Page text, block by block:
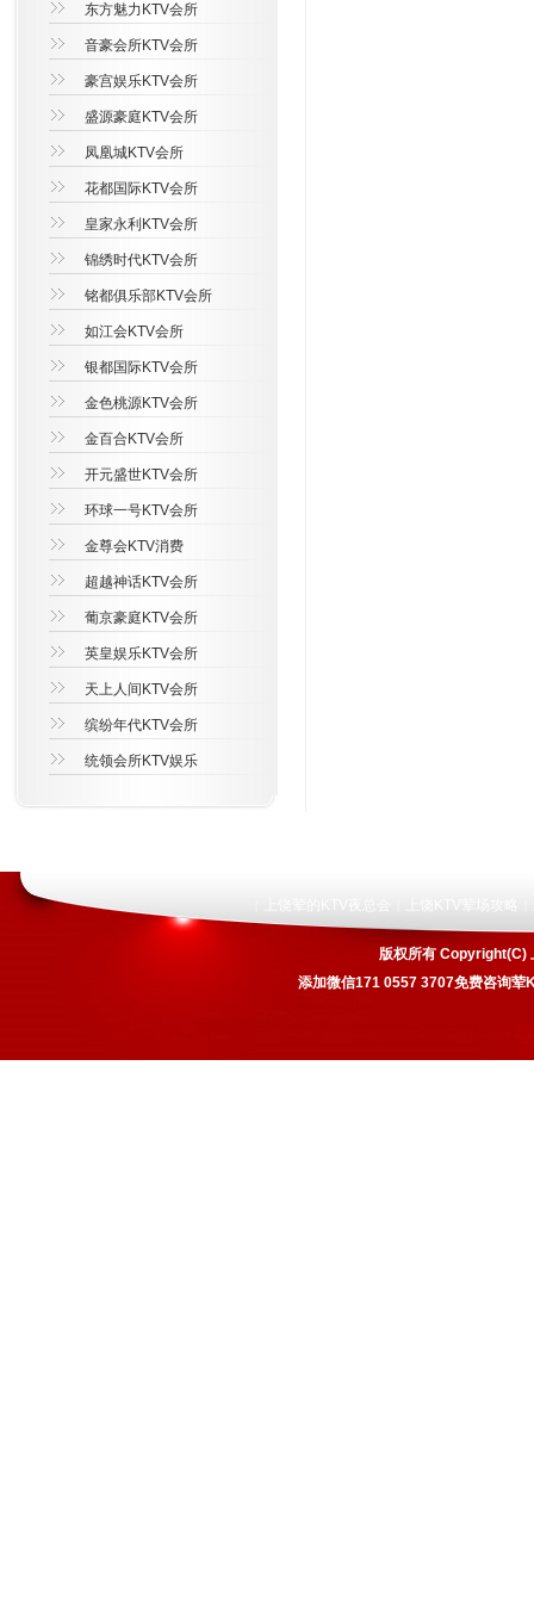
东方魅力KTV会所
音豪会所KTV会所
豪宫娱乐KTV会所
盛源豪庭KTV会所
凤凰城KTV会所
花都国际KTV会所
皇家永利KTV会所
锦绣时代KTV会所
铭都俱乐部KTV会所
如江会KTV会所
银都国际KTV会所
金色桃源KTV会所
金百合KTV会所
开元盛世KTV会所
环球一号KTV会所
金尊会KTV消费
超越神话KTV会所
葡京豪庭KTV会所
英皇娱乐KTV会所
天上人间KTV会所
缤纷年代KTV会所
统领会所KTV娱乐
版权所有 Copyright(C)
添加微信171 0557 3707免费咨询荤